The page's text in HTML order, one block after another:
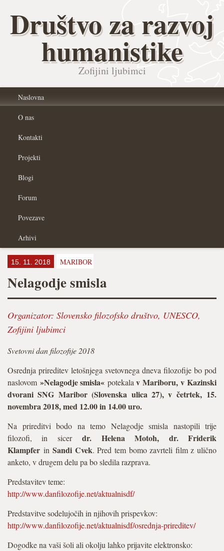
Društvo za razvoj
humanistike
Zofijini ljubimci
Naslovna
O nas
Kontakti
Projekti
Blogi
Forum
Povezave
Arhivi
15. 11. 2018 MARIBOR
Nelagodje smisla
Organizator: Slovensko filozofsko društvo, UNESCO,
Zofijini ljubimci
Svetovni dan filozofije 2018
Osrednja prireditev letošnjega svetovnega dneva filozofije bo pod
naslovom »Nelagodje smisla« potekalav Mariboru, v Kazinski
dvorani SNG Maribor (Slovenska ulica 27), v četrtek, 15.
novembra 2018, med 12.00 in 14.00 uro.
Na prireditvi bodo na temo Nelagodje smisla nastopili trije
filozofi, in sicerdr. Helena Motoh, dr. Friderik
Klampfer inSandi Cvek. Pred tem bomo zavrteli film z ulično
anketo, v drugem delu pa bo sledila razprava.
Predstavitev teme:
http://www.danfilozofije.net/aktualnisdf/
Predstavitve sodelujočih in njihovih prispevkov:
http://www.danfilozofije.net/aktualnisdf/osrednja-prireditev/
Dogodke na vaši šoli ali okolju lahko prijavite elektronsko: